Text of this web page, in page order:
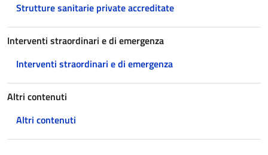
Strutture sanitarie private accreditate
Interventi straordinari e di emergenza
Interventi straordinari e di emergenza
Altri contenuti
Altri contenuti